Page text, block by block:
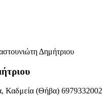
Δημήτριου
Καδμεία (Θήβα) 6979332002